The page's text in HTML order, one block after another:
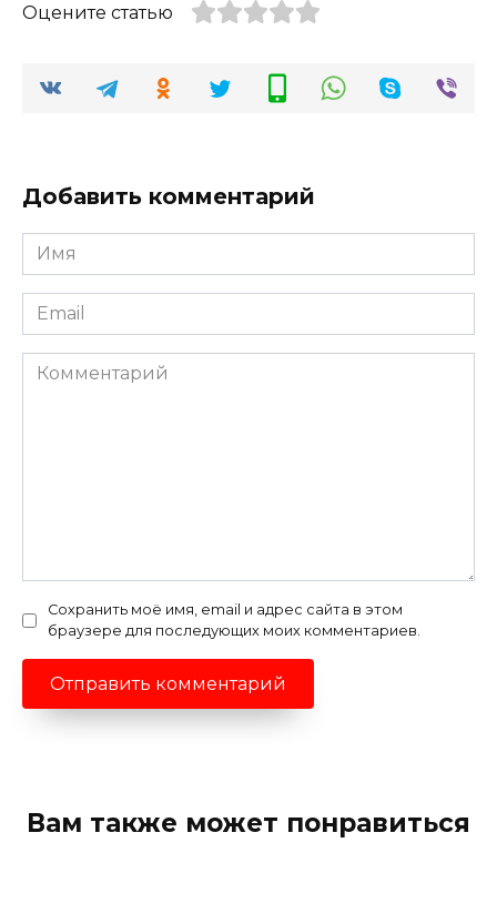
Оцените статью
Добавить комментарий
Имя
*
Email
*
Комментарий
Сохранить моё имя, email и адрес сайта в этом
браузере для последующих моих комментариев.
Вам также может понравиться